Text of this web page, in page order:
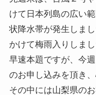
けて日本列島の広い
状降水帯が発生しま
かけて梅雨入りしまし
早速本題ですが、今
のお申し込みを頂き
その中には山梨県の